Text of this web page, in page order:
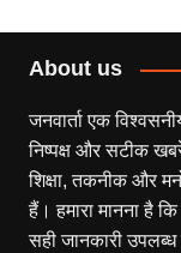
About us
जनवार्ता एक
निष्पक्ष और सटीक
शिक्षा, तकनीक और
हैं। हमारा मानना है
सही जानकारी